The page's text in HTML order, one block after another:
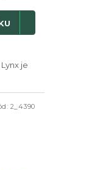
je
2_4390